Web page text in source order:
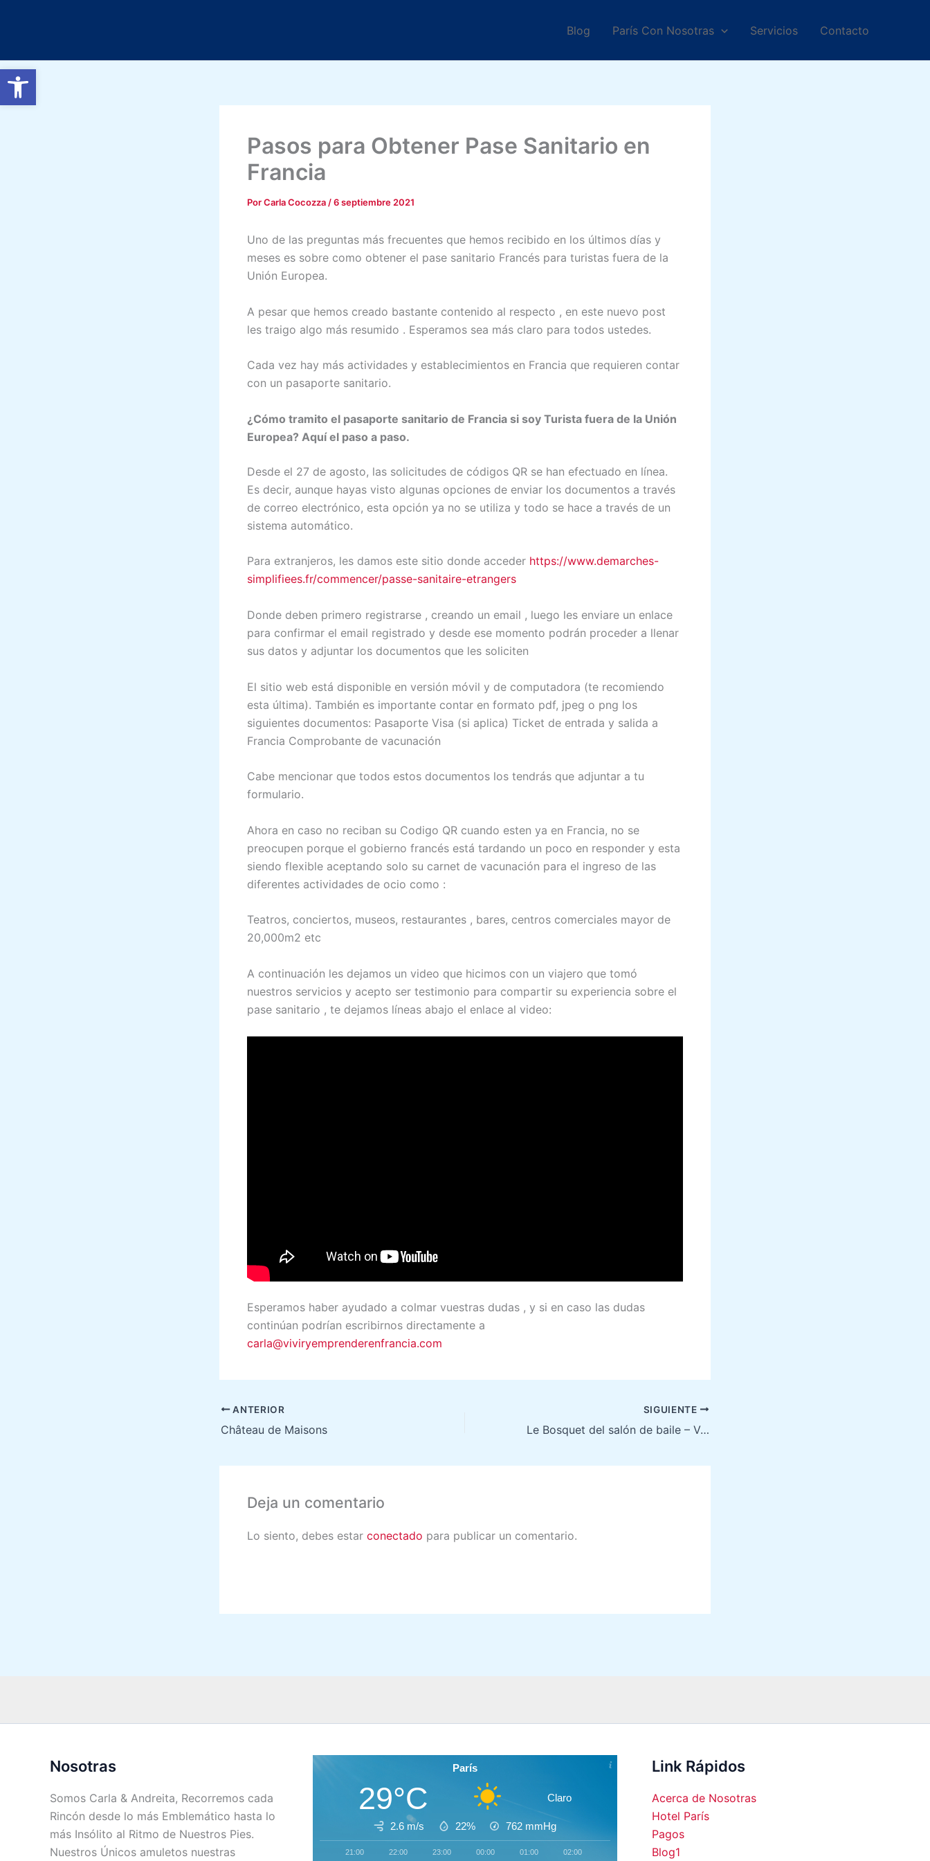
Abrir barra de herramientas
Blog París Con Nosotras Servicios Contacto
Pasos para Obtener Pase Sanitario en
Francia
PorCarla Cocozza /6 septiembre 2021
Uno de las preguntas más frecuentes que hemos recibido en los últimos días y
meses es sobre como obtener el pase sanitario Francés para turistas fuera de la
Unión Europea.
A pesar que hemos creado bastante contenido al respecto , en este nuevo post
les traigo algo más resumido . Esperamos sea más claro para todos ustedes.
Cada vez hay más actividades y establecimientos en Francia que requieren contar
con un pasaporte sanitario.
¿Cómo tramito el pasaporte sanitario de Francia si soy Turista fuera de la Unión
Europea? Aquí el paso a paso.
Desde el 27 de agosto, las solicitudes de códigos QR se han efectuado en línea.
Es decir, aunque hayas visto algunas opciones de enviar los documentos a través
de correo electrónico, esta opción ya no se utiliza y todo se hace a través de un
sistema automático.
Para extranjeros, les damos este sitio donde acceder https://www.demarches-
simplifiees.fr/commencer/passe-sanitaire-etrangers
Donde deben primero registrarse , creando un email , luego les enviare un enlace
para confirmar el email registrado y desde ese momento podrán proceder a llenar
sus datos y adjuntar los documentos que les soliciten
El sitio web está disponible en versión móvil y de computadora (te recomiendo
esta última). También es importante contar en formato pdf, jpeg o png los
siguientes documentos: Pasaporte Visa (si aplica) Ticket de entrada y salida a
Francia Comprobante de vacunación
Cabe mencionar que todos estos documentos los tendrás que adjuntar a tu
formulario.
Ahora en caso no reciban su Codigo QR cuando esten ya en Francia, no se
preocupen porque el gobierno francés está tardando un poco en responder y esta
siendo flexible aceptando solo su carnet de vacunación para el ingreso de las
diferentes actividades de ocio como :
Teatros, conciertos, museos, restaurantes , bares, centros comerciales mayor de
20,000m2 etc
A continuación les dejamos un video que hicimos con un viajero que tomó
nuestros servicios y acepto ser testimonio para compartir su experiencia sobre el
pase sanitario , te dejamos líneas abajo el enlace al video:
Esperamos haber ayudado a colmar vuestras dudas , y si en caso las dudas
continúan podrían escribirnos directamente a
carla@viviryemprenderenfrancia.com
ANTERIOR
Château de Maisons
SIGUIENTE
Le Bosquet del salón de baile – Versalles
Deja un comentario
Lo siento, debes estar conectado para publicar un comentario.
Nosotras
Somos Carla & Andreita, Recorremos cada
Rincón desde lo más Emblemático hasta lo
más Insólito al Ritmo de Nuestros Pies.
Nuestros Únicos amuletos nuestras
París
29°C Claro
2.6 m/s 22% 762 mmHg
21:00 22:00 23:00 00:00 01:00 02:00 04:00
Link Rápidos
Acerca de Nosotras
Hotel París
Pagos
Blog1